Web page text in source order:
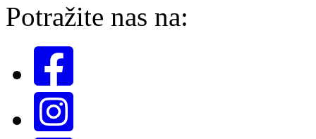
Potražite nas na: